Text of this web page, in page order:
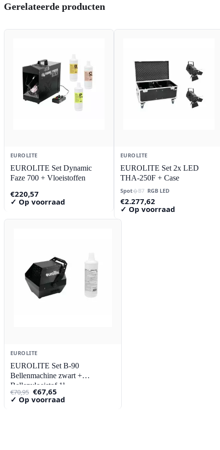
Gerelateerde producten
EUROLITE
EUROLITE Set Dynamic
Faze 700 + Vloeistoffen
€220,57
✓ Op voorraad
EUROLITE
EUROLITE Set 2x LED
THA-250F + Case
Spot RGB LED
€2.277,62
✓ Op voorraad
EUROLITE
EUROLITE Set B-90
Bellenmachine zwart +
Bellenvloeistof 1l
€70,95 Oorspronkelijke
prijs
€67,65
prijs
✓ Op voorraad